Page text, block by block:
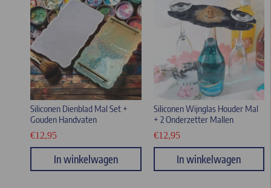
Siliconen Dienblad Mal Set +
Gouden Handvaten
€12,95
In winkelwagen
Siliconen Wijnglas Houder Mal
+ 2 Onderzetter Mallen
€12,95
In winkelwagen